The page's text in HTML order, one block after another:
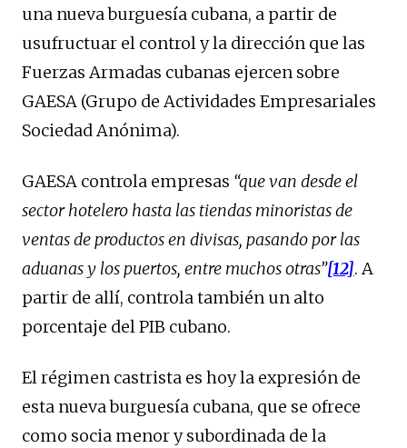
una nueva burguesía cubana, a partir de
usufructuar el control y la dirección que las
Fuerzas Armadas cubanas ejercen sobre
GAESA (Grupo de Actividades Empresariales
Sociedad Anónima).
GAESA controla empresas “quevan desde el
sector hotelero hasta las tiendas minoristas de
ventas de productos en divisas, pasando por las
aduanas y los puertos, entre muchos otras”[12]. A
partir de allí, controla también un alto
porcentaje del PIB cubano.
El régimen castrista es hoy la expresión de
esta nueva burguesía cubana, que se ofrece
como socia menor y subordinada de la